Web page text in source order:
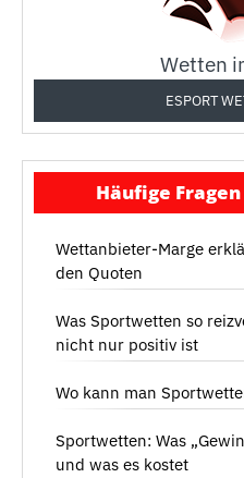
Wetten
ESPORT
Häufige
Wettanbieter-Marge
den Quoten
Was Sportwetten so
nicht nur positiv ist
Wo kann man
Sportwetten: Was
und was es kostet